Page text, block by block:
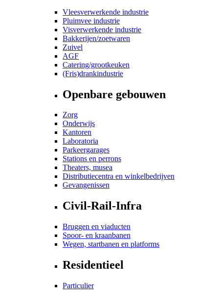
Vleesverwerkende industrie
Pluimvee industrie
Visverwerkende industrie
Bakkerijen/zoetwaren
Zuivel
AGF
Catering/grootkeuken
(Fris)drankindustrie
Openbare gebouwen
Zorg
Onderwijs
Kantoren
Laboratoria
Parkeergarages
Stations en perrons
Theaters, musea
Distributiecentra en winkelbedrijven
Gevangenissen
Civil-Rail-Infra
Bruggen en viaducten
Spoor- en kraanbanen
Wegen, startbanen en platforms
Residentieel
Particulier